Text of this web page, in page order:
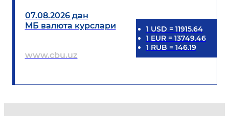
07.08.2026 дан
МБ валюта курслари
www.cbu.uz
1 USD = 11915.64
1 EUR= 13749.46
1 RUB = 146.19